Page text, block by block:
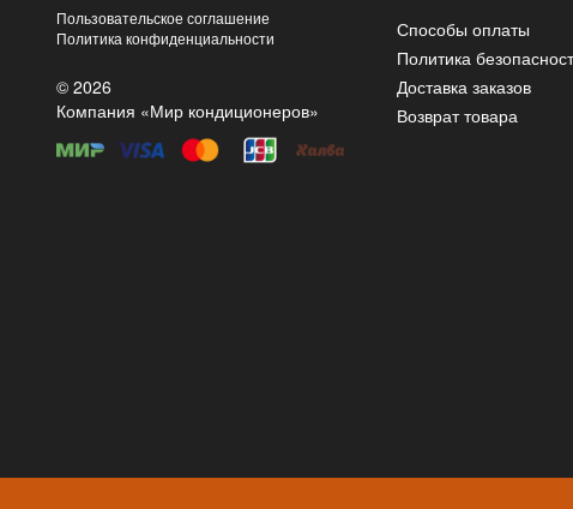
Пользовательское соглашение
Политика конфиденциальности
© 2026
Компания «Мир кондиционеров»
Способы оплаты
Политика
Доставка заказов
Возврат товара